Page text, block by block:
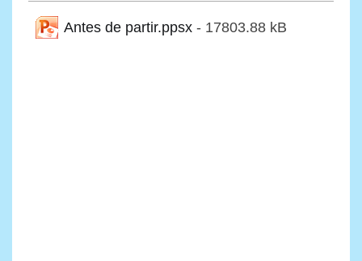
Antes de partir.ppsx - 17803.88 kB